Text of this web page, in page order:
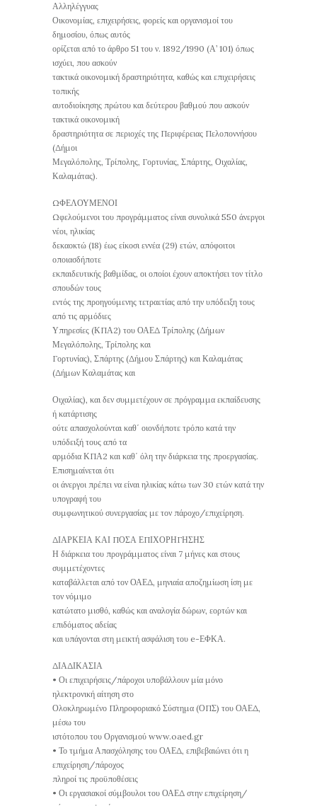
Αλληλέγγυας
Οικονομίας, επιχειρήσεις, φορείς και οργανισμοί του
δημοσίου, όπως αυτός
ορίζεται από το άρθρο 51 του ν. 1892/1990 (Α’ 101) όπως
ισχύει, που ασκούν
τακτικά οικονομική δραστηριότητα, καθώς και επιχειρήσεις
τοπικής
αυτοδιοίκησης πρώτου και δεύτερου βαθμού που ασκούν
τακτικά οικονομική
δραστηριότητα σε περιοχές της Περιφέρειας Πελοποννήσου
(Δήμοι
Μεγαλόπολης, Τρίπολης, Γορτυνίας, Σπάρτης, Οιχαλίας,
Καλαμάτας).
ΩΦΕΛΟΥΜΕΝΟΙ
Ωφελούμενοι του προγράμματος είναι συνολικά 550 άνεργοι
νέοι, ηλικίας
δεκαοκτώ (18) έως είκοσι εννέα (29) ετών, απόφοιτοι
οποιασδήποτε
εκπαιδευτικής βαθμίδας, οι οποίοι έχουν αποκτήσει τον τίτλο
σπουδών τους
εντός της προηγούμενης τετραετίας από την υπόδειξη τους
από τις αρμόδιες
Υπηρεσίες (ΚΠΑ2) του ΟΑΕΔ Τρίπολης (Δήμων
Μεγαλόπολης, Τρίπολης και
Γορτυνίας), Σπάρτης (Δήμου Σπάρτης) και Καλαμάτας
(Δήμων Καλαμάτας και
Οιχαλίας), και δεν συμμετέχουν σε πρόγραμμα εκπαίδευσης
ή κατάρτισης
ούτε απασχολούνται καθ΄ οιονδήποτε τρόπο κατά την
υπόδειξή τους από τα
αρμόδια ΚΠΑ2 και καθ΄ όλη την διάρκεια της προεργασίας.
Επισημαίνεται ότι
οι άνεργοι πρέπει να είναι ηλικίας κάτω των 30 ετών κατά την
υπογραφή του
συμφωνητικού συνεργασίας με τον πάροχο/επιχείρηση.
ΔΙΑΡΚΕΙΑ ΚΑΙ ΠΟΣΑ ΕΠΙΧΟΡΗΓΗΣΗΣ
Η διάρκεια του προγράμματος είναι 7 μήνες και στους
συμμετέχοντες
καταβάλλεται από τον ΟΑΕΔ, μηνιαία αποζημίωση ίση με
τον νόμιμο
κατώτατο μισθό, καθώς και αναλογία δώρων, εορτών και
επιδόματος αδείας
και υπάγονται στη μεικτή ασφάλιση του e-ΕΦΚΑ.
ΔΙΑΔΙΚΑΣΙΑ
• Οι επιχειρήσεις/πάροχοι υποβάλλουν μία μόνο
ηλεκτρονική αίτηση στο
Ολοκληρωμένο Πληροφοριακό Σύστημα (ΟΠΣ) του ΟΑΕΔ,
μέσω του
ιστότοπου του Οργανισμού www.oaed.gr
• Το τμήμα Απασχόλησης του ΟΑΕΔ, επιβεβαιώνει ότι η
επιχείρηση/πάροχος
πληροί τις προϋποθέσεις
• Οι εργασιακοί σύμβουλοι του ΟΑΕΔ στην επιχείρηση/